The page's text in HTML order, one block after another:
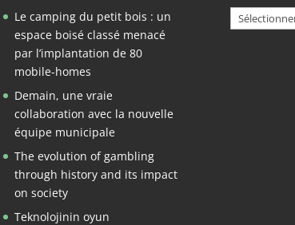
Le camping du petit bois : un
espace boisé classé menacé
par l’implantation de 80
mobile-homes
Demain, une vraie
collaboration avec la nouvelle
équipe municipale
The evolution of gambling
through history and its impact
on society
Teknolojinin oyun
Archives